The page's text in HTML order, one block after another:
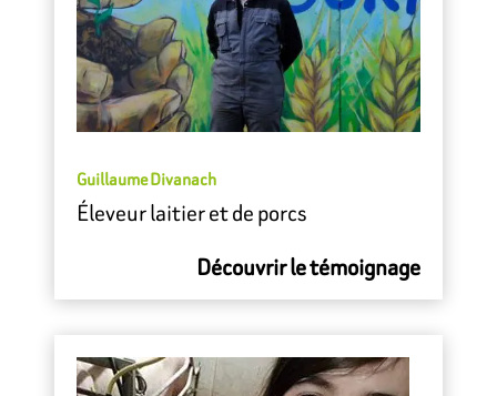
Guillaume Divanach
Éleveur laitier et de porcs
Découvrir le témoignage